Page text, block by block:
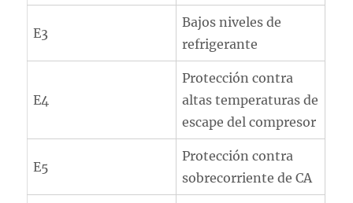
E3
Bajos niveles de
refrigerante
E4
Protección contra
altas temperaturas de
escape del compresor
E5
Protección contra
sobrecorriente de CA